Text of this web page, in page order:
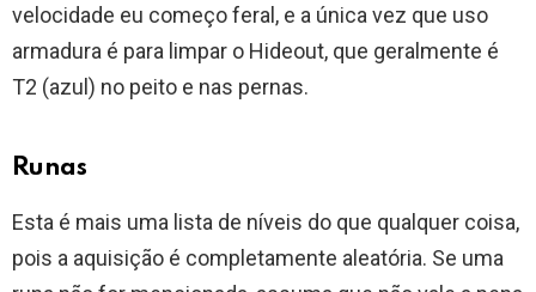
velocidade eu começo feral, e a única vez que uso
armadura é para limpar o Hideout, que geralmente é
T2 (azul) no peito e nas pernas.
Runas
Esta é mais uma lista de níveis do que qualquer coisa,
pois a aquisição é completamente aleatória. Se uma